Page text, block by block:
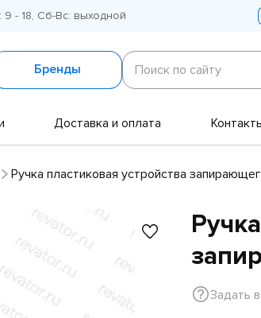
9 - 18, Сб-Вс: выходной
Бренды
Поиск
по
сайту
Поиск по сайту
Доставка и оплата
Ручка пластиковая устройства
Задать